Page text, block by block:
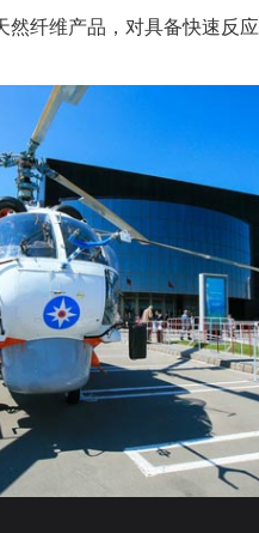
纤维产品，对具备快速反